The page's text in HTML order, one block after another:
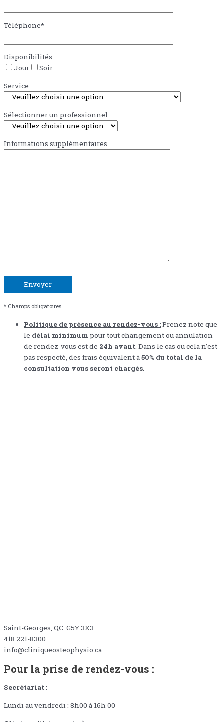
Téléphone*
Disponibilités
Jour
Soir
Service
Sélectionner un professionnel
Informations supplémentaires
* Champs obligatoires
Politique de présence au rendez-vous :Prenez note que
le délai minimum pour tout changement ou annulation
de rendez-vous est de 24h avant. Dans le cas ou cela n’est
pas respecté, des frais équivalent à50% du total de la
consultation vous seront chargés.
Saint-Georges, QC G5Y 3X3
418 221-8300
info@cliniqueosteophysio.ca
Pour la prise de rendez-vous :
Secrétariat :
Lundi au vendredi : 8h00 à 16h 00